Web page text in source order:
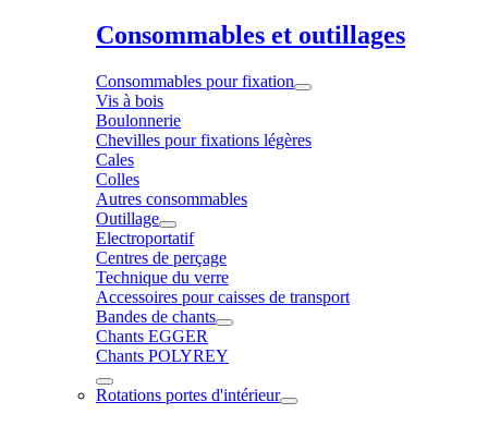
Consommables et outillages
Consommables pour fixation
Vis à bois
Boulonnerie
Chevilles pour fixations légères
Cales
Colles
Autres consommables
Outillage
Electroportatif
Centres de perçage
Technique du verre
Accessoires pour caisses de transport
Bandes de chants
Chants EGGER
Chants POLYREY
Rotations portes d'intérieur